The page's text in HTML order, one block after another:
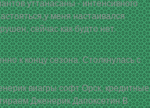
уттанасаны - интенсивного
меня настаивался
сейчас как будто нет.
к концу сезона. Столкнулась с
виагры софт Орск, кредитные
Дженерик Дапоксетин В